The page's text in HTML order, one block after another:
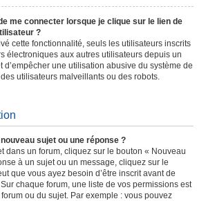
me connecter lorsque je clique sur le lien de
?
cette fonctionnalité, seuls les utilisateurs inscrits
électroniques aux autres utilisateurs depuis un
une utilisation abusive du système de
utilisateurs malveillants ou des robots.
sujet ou une réponse ?
dans un forum, cliquez sur le bouton « Nouveau
à un sujet ou un message, cliquez sur le
que vous ayez besoin d’être inscrit avant de
chaque forum, une liste de vos permissions est
ou du sujet. Par exemple : vous pouvez